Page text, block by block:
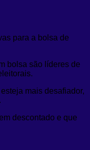
para a bolsa de
bolsa são líderes de
mais desafiador,
descontado e que